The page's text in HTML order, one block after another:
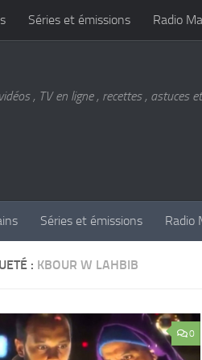
Séries et émissions Radio
, TV en ligne , recettes , astuces
Séries et émissions Radio
: KBOUR W LAHBIB
0